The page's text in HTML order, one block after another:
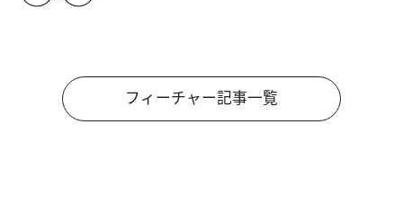
フィーチャー記事一覧